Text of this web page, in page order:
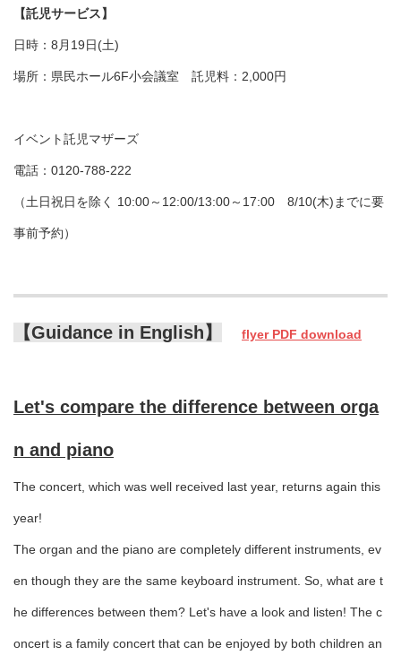
【託児サービス】
日時：8月19日(土)
場所：県民ホール6F小会議室 託児料：2,000円
イベント託児マザーズ
電話：0120-788-222
（土日祝日を除く 10:00～12:00/13:00～17:00 8/10(木)までに要
事前予約）
【Guidance in English】 flyer PDF download
Let's compare the difference between orga
n and piano
The concert, which was well received last year, returns again this
year!
The organ and the piano are completely different instruments, ev
en though they are the same keyboard instrument. So, what are t
he differences between them? Let's have a look and listen! The c
oncert is a family concert that can be enjoyed by both children an